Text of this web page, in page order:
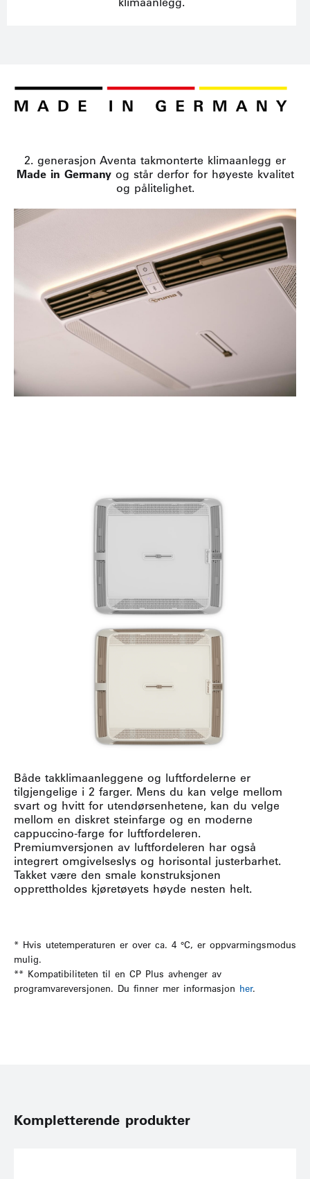
2. generasjon Aventa takmonterte klimaanlegg er
Made in Germanyog står derfor for høyeste kvalitet
og pålitelighet.
Både takklimaanleggene og luftfordelerne er
tilgjengelige i 2 farger. Mens du kan velge mellom
svart og hvitt for utendørsenhetene, kan du velge
mellom en diskret steinfarge og en moderne
cappuccino-farge for luftfordeleren.
Premiumversjonen av luftfordeleren har også
integrert omgivelseslys og horisontal justerbarhet.
Takket være den smale konstruksjonen
opprettholdes kjøretøyets høyde nesten helt.
* Hvis utetemperaturen er over ca. 4 °C, er oppvarmingsmodus
mulig.
** Kompatibiliteten til en CP Plus avhenger av
programvareversjonen. Du finner mer informasjon her.
Kompletterende produkter